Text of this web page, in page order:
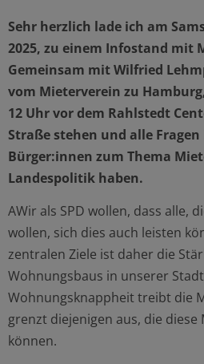
Sehr herzlich lade ich am
2025, zu einem Infostand mit
Gemeinsam mit Wilfried
vom Mieterverein zu
12 Uhr vor dem Rahlstedt
Straße stehen und alle
Bürger:innen zum Thema
Landespolitik haben.
AWir als SPD wollen, dass alle,
wollen, sich dies auch leisten
zentralen Ziele ist daher die
Wohnungsbaus in unserer
Wohnungsknappheit treibt die
grenzt diejenigen aus, die
können.